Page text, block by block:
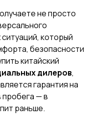
не просто
который
безопасности
китайский
дилеров,
гарантия на
пробега — в
раньше.